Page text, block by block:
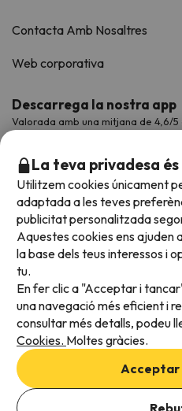
Afegeix les dates per
Contacta Amb Nosaltres
Web corporativa
Descarrega la nostra app
Valorada amb una mitjana de 4,6/5
Acceptem
Condicions generals
Privadesa de dades
Política de cookies
La teva privadesa
Utilitzem cookies únicament
adaptada a les teves
publicitat personalitzada
Aquestes cookies ens ajuden
la base dels teus interessos i
tu.
En fer clic a "Acceptar i
una navegació més eficient i
consultar més detalls, podeu
Cookies. Moltes gràcies.
Acceptar